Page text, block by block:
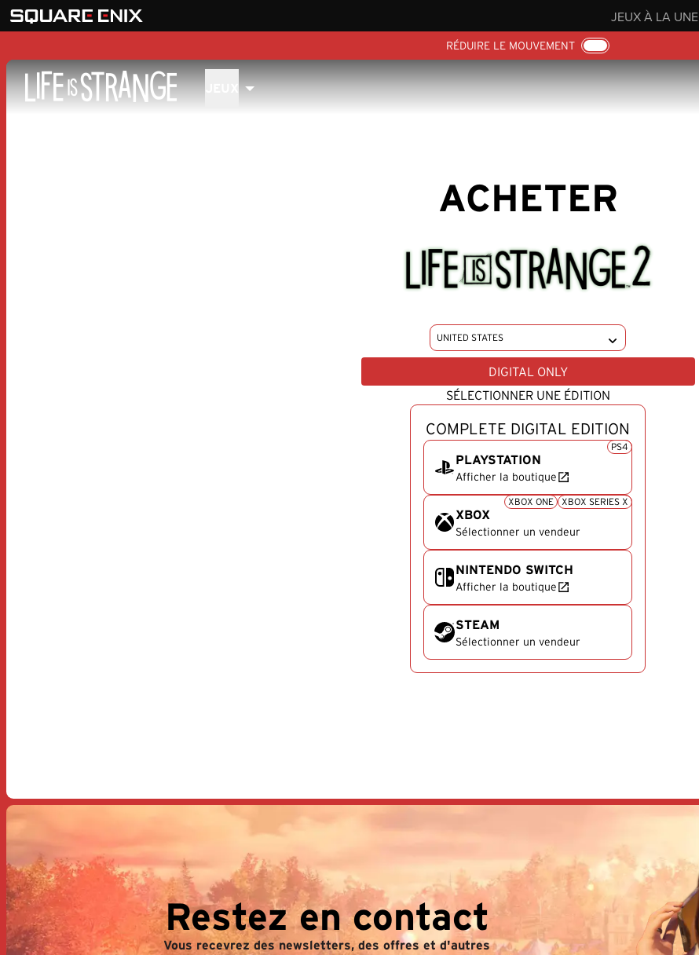
JEUX À LA UNE
RÉDUIRE LE MOUVEMENT
ACHETER
CHANGE REGION
DIGITAL ONLY
SÉLECTIONNER UNE ÉDITION
COMPLETE DIGITAL EDITION
PLAYSTATION
Afficher la boutique
PS4
PlayStation
XBOX
Sélectionner un vendeur
XBOX ONE XBOX SERIES X
Xbox
NINTENDO SWITCH
Afficher la boutique
Nintendo Switch
STEAM
Sélectionner un vendeur
Steam
Restez en contact
Vous recevrez des newsletters, des offres et d'autres